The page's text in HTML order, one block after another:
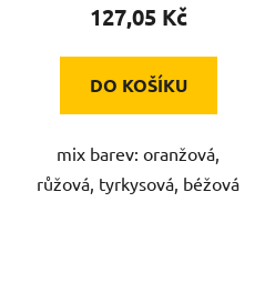
127,05 Kč
DO KOŠÍKU
mix barev: oranžová,
růžová, tyrkysová, béžová